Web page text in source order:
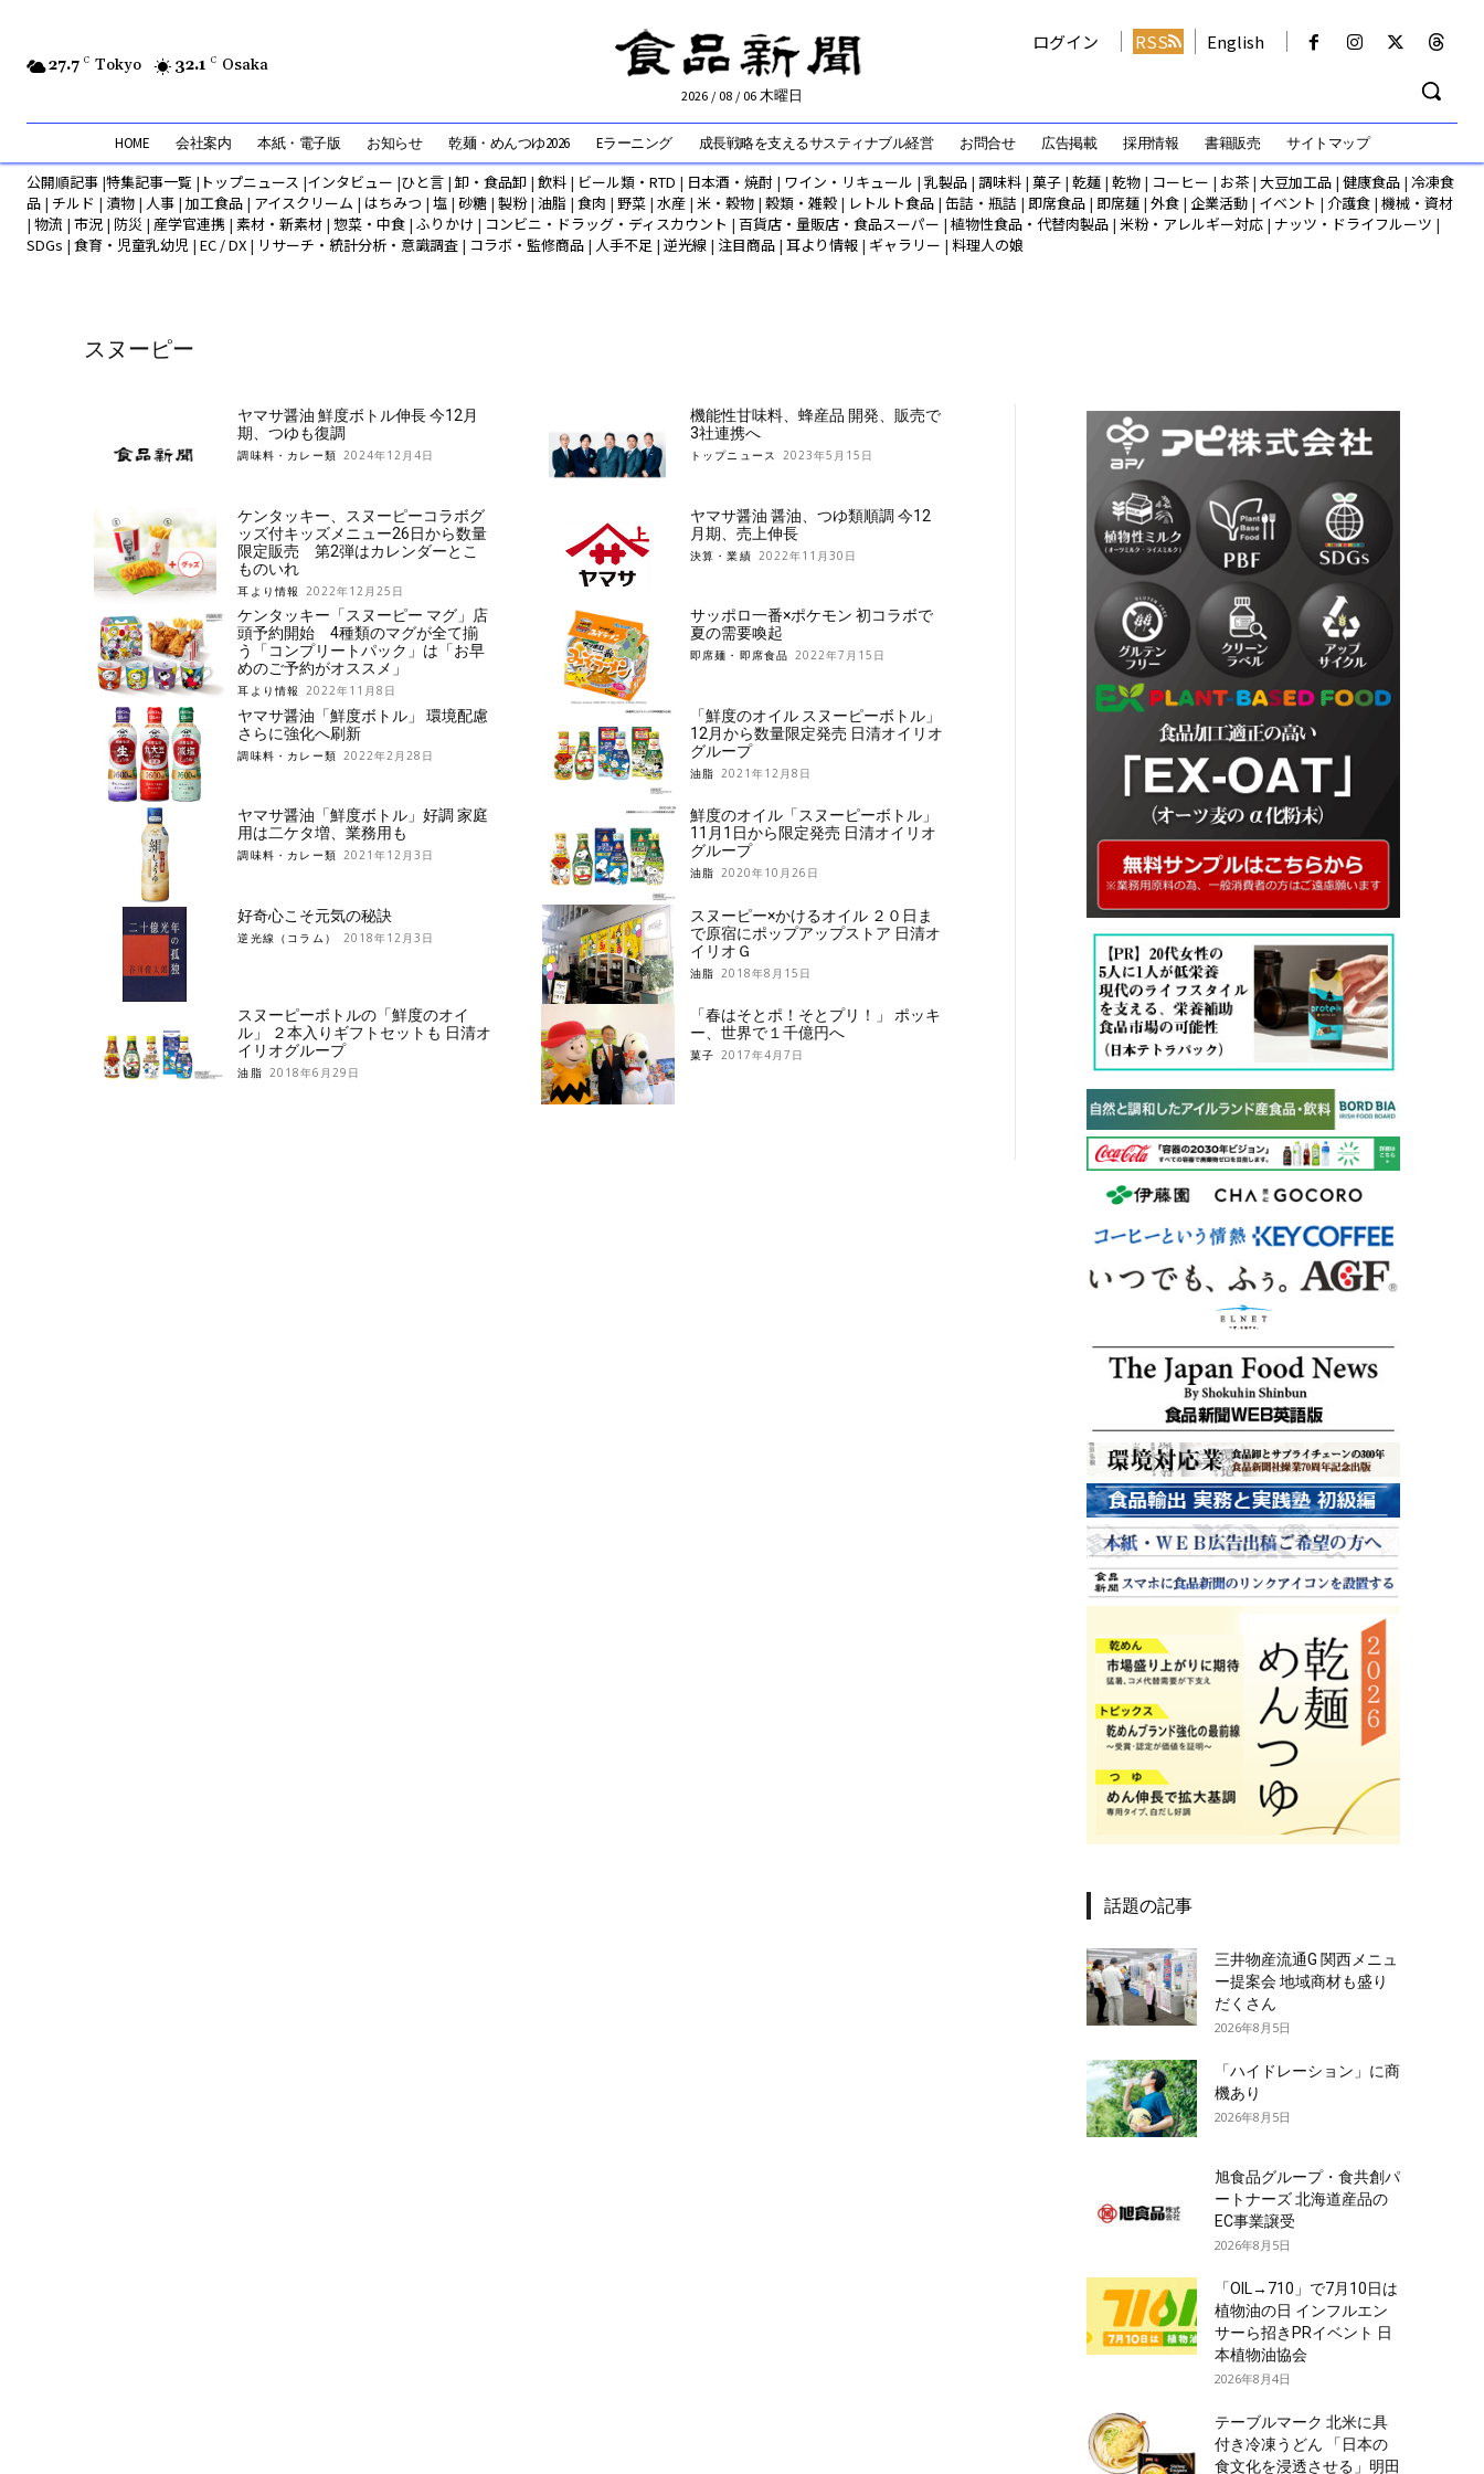
27.7 C Tokyo 32.1 C Osaka
2026 / 08 / 06 木曜日
ログイン RSS English
HOME 会社案内 本紙・電子版 お知らせ 乾麺・めんつゆ2026 Eラーニング 成長戦略を支えるサスティナブル経営 お問合せ 広告掲載 採用情報 書籍販売 サイトマップ
公開順記事 |特集記事一覧 | トップニュース |インタビュー |ひと言 |卸・食品卸 | 飲料 | ビール類・RTD | 日本酒・焼酎 | ワイン・リキュール | 乳製品 | 調味料 | 菓子 | 乾麺 | 乾物 | コーヒー | お茶 | 大豆加工品 | 健康食品 | 冷凍食
品 | チルド | 漬物 | 人事 | 加工食品 | アイスクリーム | はちみつ | 塩 | 砂糖 | 製粉| 油脂 | 食肉 | 野菜 | 水産 | 米・穀物 | 穀類・雑穀 | レトルト食品 | 缶詰・瓶詰 | 即席食品 | 即席麺 | 外食 | 企業活動 | イベント | 介護食 | 機械・資材
| 物流 | 市況 | 防災 | 産学官連携 | 素材・新素材 | 惣菜・中食 | ふりかけ | コンビニ・ドラッグ・ディスカウント | 百貨店・量販店・食品スーパー | 植物性食品・代替肉製品 | 米粉・アレルギー対応 | ナッツ・ドライフルーツ |
SDGs | 食育・児童乳幼児 | EC / DX | リサーチ・統計分析・意識調査 | コラボ・監修商品 | 人手不足 | 逆光線 | 注目商品 | 耳より情報 | ギャラリー | 料理人の娘
スヌーピー
ヤマサ醤油 鮮度ボトル伸長 今12月
期、つゆも復調
調味料・カレー類 2024年12月4日
機能性甘味料、蜂産品 開発、販売で
3社連携へ
トップニュース 2023年5月15日
ケンタッキー、スヌーピーコラボグ
ッズ付キッズメニュー26日から数量
限定販売 第2弾はカレンダーとこ
ものいれ
耳より情報 2022年12月25日
ヤマサ醤油 醤油、つゆ類順調 今12
月期、売上伸長
決算・業績 2022年11月30日
ケンタッキー「スヌーピー マグ」店
頭予約開始 4種類のマグが全て揃
う「コンプリートパック」は「お早
めのご予約がオススメ」
耳より情報 2022年11月8日
サッポロ一番×ポケモン 初コラボで
夏の需要喚起
即席麺・即席食品 2022年7月15日
ヤマサ醤油「鮮度ボトル」 環境配慮
さらに強化へ刷新
調味料・カレー類 2022年2月28日
「鮮度のオイル スヌーピーボトル」
12月から数量限定発売 日清オイリオ
グループ
油脂 2021年12月8日
ヤマサ醤油「鮮度ボトル」好調 家庭
用は二ケタ増、業務用も
調味料・カレー類 2021年12月3日
鮮度のオイル「スヌーピーボトル」
11月1日から限定発売 日清オイリオ
グループ
油脂 2020年10月26日
好奇心こそ元気の秘訣
逆光線（コラム） 2018年12月3日
スヌーピー×かけるオイル ２０日ま
で原宿にポップアップストア 日清オ
イリオＧ
油脂 2018年8月15日
スヌーピーボトルの「鮮度のオイ
ル」 ２本入りギフトセットも 日清オ
イリオグループ
油脂 2018年6月29日
「春はそとポ！そとプリ！」 ポッキ
ー、世界で１千億円へ
菓子 2017年4月7日
話題の記事
三井物産流通G 関西メニュ
ー提案会 地域商材も盛り
だくさん
2026年8月5日
「ハイドレーション」に商
機あり
2026年8月5日
旭食品グループ・食共創パ
ートナーズ 北海道産品の
EC事業譲受
2026年8月5日
「OIL→710」で7月10日は
植物油の日 インフルエン
サーら招きPRイベント 日
本植物油協会
2026年8月4日
テーブルマーク 北米に具
付き冷凍うどん 「日本の
食文化を浸透させる」明田